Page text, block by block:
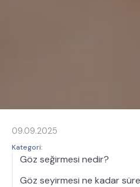
09.09.2025
Kategori:
Göz seğirmesi nedir?
Göz seyirmesi ne kadar